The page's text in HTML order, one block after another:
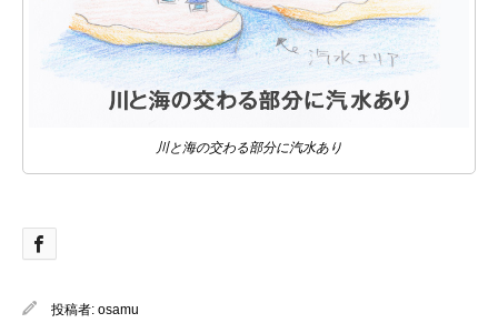
川と海の交わる部分に汽水あり
投稿者: osamu